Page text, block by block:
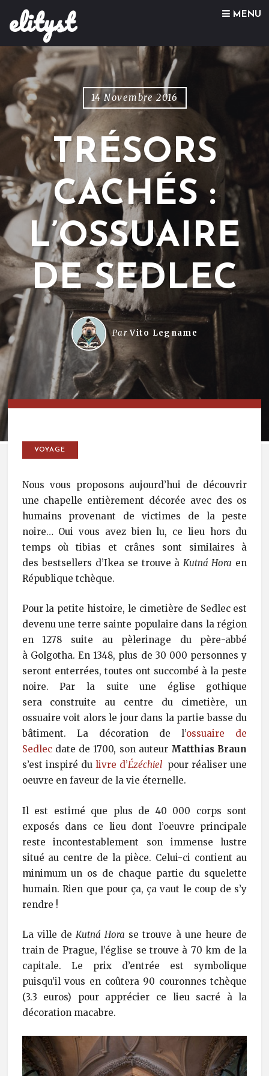
elityst MENU
Skip to content
14 Novembre 2016
TRÉSORS
CACHÉS :
L’OSSUAIRE
DE SEDLEC
ParVito Legname
VOYAGE
Nous vous proposons aujourd’hui de découvrir
une chapelle entièrement décorée avec des os
humains provenant de victimes de la peste
noire… Oui vous avez bien lu, ce lieu hors du
temps où tibias et crânes sont similaires à
des bestsellers d’Ikea se trouve àKutná Hora en
République tchèque.
Pour la petite histoire, le cimetière de Sedlec est
devenu une terre sainte populaire dans la région
en 1278 suite au pèlerinage du père-abbé
à Golgotha. En 1348, plus de 30 000 personnes y
seront enterrées, toutes ont succombé à la peste
noire. Par la suite une église gothique
sera construite au centre du cimetière, un
ossuaire voit alors le jour dans la partie basse du
bâtiment. La décoration de l’ossuaire de
Sedlecdate de 1700, son auteur Matthias Braun
s’est inspiré du livre d’Ézéchielpour réaliser une
oeuvre en faveur de la vie éternelle.
Il est estimé que plus de 40 000 corps sont
exposés dans ce lieu dont l’oeuvre principale
reste incontestablement son immense lustre
situé au centre de la pièce. Celui-ci contient au
minimum un os de chaque partie du squelette
humain. Rien que pour ça, ça vaut le coup de s’y
rendre !
La ville deKutná Hora se trouve à une heure de
train de Prague, l’église se trouve à 70 km de la
capitale. Le prix d’entrée est symbolique
puisqu’il vous en coûtera 90 couronnes tchèque
(3.3 euros) pour apprécier ce lieu sacré à la
décoration macabre.